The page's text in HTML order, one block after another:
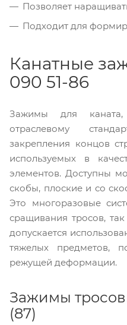
Позволяет
Подходит для
Канатные
090 51-86
Зажимы для каната,
отраслевому
закрепления концов
используемых в
элементов. Доступны
скобы, плоские и со
Это многоразовые
сращивания тросов,
допускается
тяжелых предметов,
режущей деформации.
Зажимы
(87)